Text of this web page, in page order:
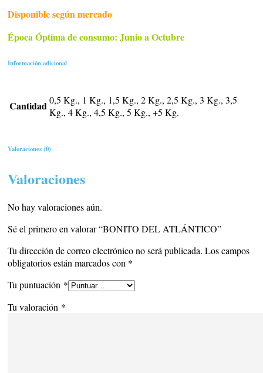
Disponible según mercado
Época Óptima de consumo: Junio a Octubre
Información adicional
Cantidad0,5 Kg., 1 Kg., 1,5 Kg., 2 Kg., 2,5 Kg., 3 Kg., 3,5
Kg., 4 Kg., 4,5 Kg., 5 Kg., +5 Kg.
Valoraciones (0)
Valoraciones
No hay valoraciones aún.
Sé el primero en valorar “BONITO DEL ATLÁNTICO”
Tu dirección de correo electrónico no será publicada. Los campos
obligatorios están marcados con *
Tu puntuación *
Tu valoración *